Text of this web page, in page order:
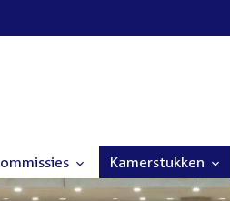
Kamerstukken